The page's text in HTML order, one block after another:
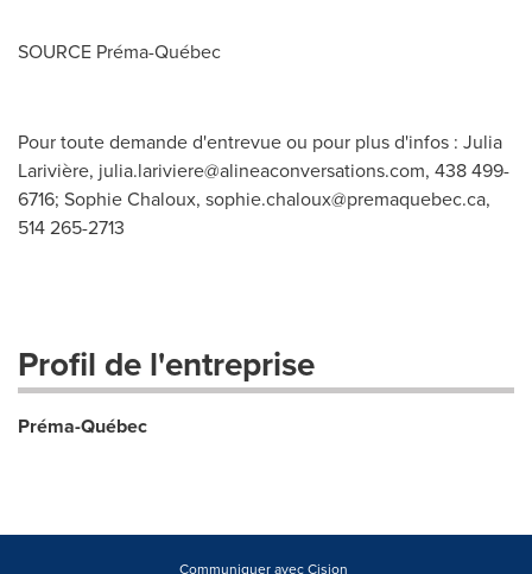
SOURCE Préma-Québec
Pour toute demande d'entrevue ou pour plus d'infos : Julia
Larivière, julia.lariviere@alineaconversations.com, 438 499-
6716; Sophie Chaloux, sophie.chaloux@premaquebec.ca,
514 265-2713
Profil de l'entreprise
Préma-Québec
Communiquer avec Cision